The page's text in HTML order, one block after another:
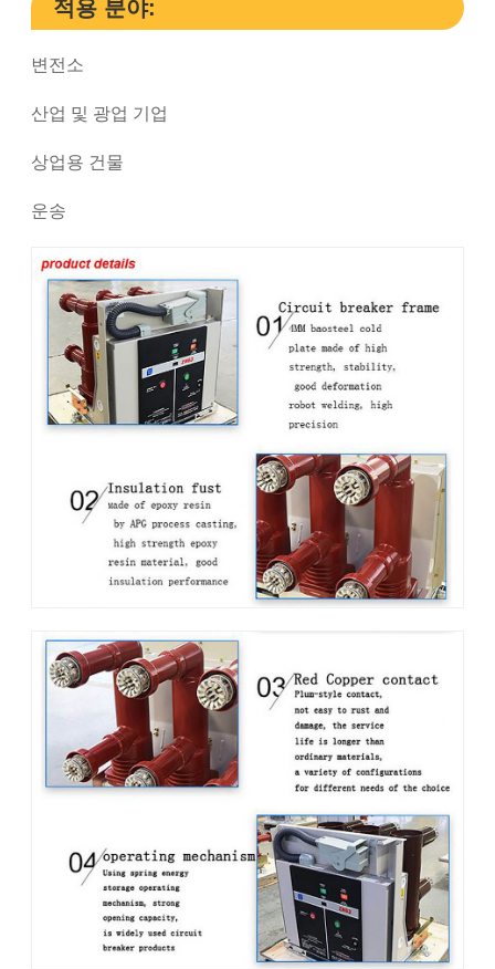
적용 분야:
변전소
산업 및 광업 기업
상업용 건물
운송